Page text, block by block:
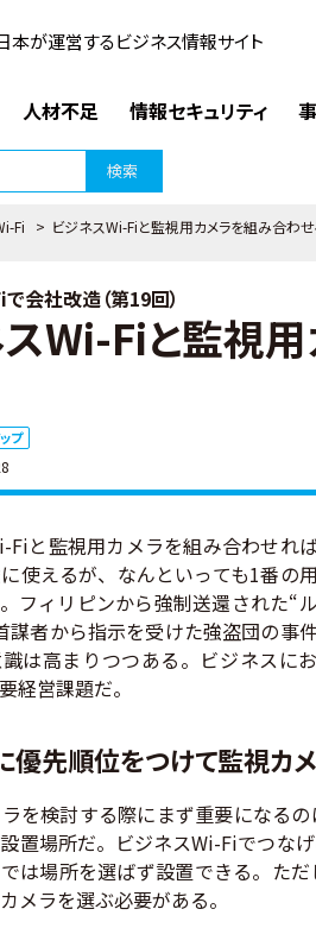
本が運営するビジネス情報サイト
人材不足 情報セキュリティ
検索
Fi > ビジネスWi-Fiと監視用カメラを組み合わせ
会社改造（第19回）
Wi-Fiと監視
プ
Fiと監視用カメラを組み合わせれ
使えるが、なんといっても1番の
フィリピンから強制送還された“
謀者から指示を受けた強盗団の事
は高まりつつある。ビジネスに
経営課題だ。
優先順位をつけて監視カ
を検討する際にまず重要になる
置場所だ。ビジネスWi-Fiでつな
は場所を選ばず設置できる。た
メラを選ぶ必要がある。